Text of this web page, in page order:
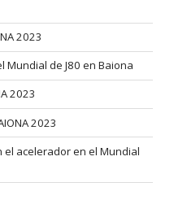
2023
Mundial de J80 en Baiona
2023
2023
el acelerador en el Mundial